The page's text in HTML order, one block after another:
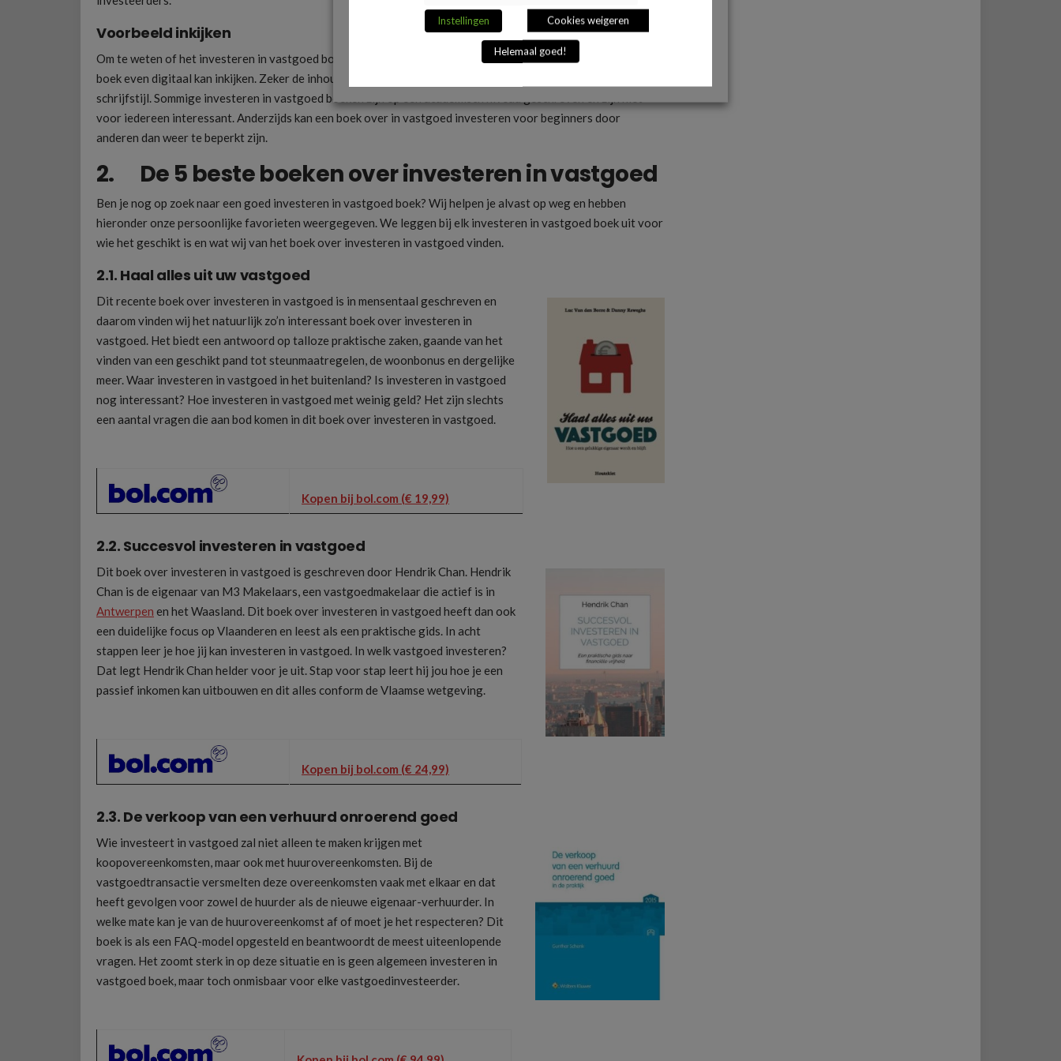
Voorbeeld inkijken
Om te weten of het investeren in vastgoed boek wel aan de verwachtingen voldoet, is het handig als je het
boek even digitaal kan inkijken. Zeker de inhoudsopgave is een meerwaarde, maar let toch ook even op de
schrijfstijl. Sommige investeren in vastgoed boeken zijn op een academisch niveau geschreven en zijn niet
voor iedereen interessant. Anderzijds kan een boek over in vastgoed investeren voor beginners door
anderen dan weer te beperkt zijn.
2. De 5 beste boeken over investeren in vastgoed
Ben je nog op zoek naar een goed investeren in vastgoed boek? Wij helpen je alvast op weg en hebben
hieronder onze persoonlijke favorieten weergegeven. We leggen bij elk investeren in vastgoed boek uit voor
wie het geschikt is en wat wij van het boek over investeren in vastgoed vinden.
2.1. Haal alles uit uw vastgoed
Dit recente boek over investeren in vastgoed is in mensentaal geschreven en
daarom vinden wij het natuurlijk zo’n interessant boek over investeren in
vastgoed. Het biedt een antwoord op talloze praktische zaken, gaande van het
vinden van een geschikt pand tot steunmaatregelen, de woonbonus en dergelijke
meer. Waar investeren in vastgoed in het buitenland? Is investeren in vastgoed
nog interessant? Hoe investeren in vastgoed met weinig geld? Het zijn slechts
een aantal vragen die aan bod komen in dit boek over investeren in vastgoed.
Kopen bij bol.com (€ 19,99)
2.2. Succesvol investeren in vastgoed
Dit boek over investeren in vastgoed is geschreven door Hendrik Chan. Hendrik
Chan is de eigenaar van M3 Makelaars, een vastgoedmakelaar die actief is in
Antwerpen en het Waasland. Dit boek over investeren in vastgoed heeft dan ook
een duidelijke focus op Vlaanderen en leest als een praktische gids. In acht
stappen leer je hoe jij kan investeren in vastgoed. In welk vastgoed investeren?
Dat legt Hendrik Chan helder voor je uit. Stap voor stap leert hij jou hoe je een
passief inkomen kan uitbouwen en dit alles conform de Vlaamse wetgeving.
Kopen bij bol.com (€ 24,99)
2.3. De verkoop van een verhuurd onroerend goed
Wie investeert in vastgoed zal niet alleen te maken krijgen met
koopovereenkomsten, maar ook met huurovereenkomsten. Bij de
vastgoedtransactie versmelten deze overeenkomsten vaak met elkaar en dat
heeft gevolgen voor zowel de huurder als de nieuwe eigenaar-verhuurder. In
welke mate kan je van de huurovereenkomst af of moet je het respecteren? Dit
boek is als een FAQ-model opgesteld en beantwoordt de meest uiteenlopende
vragen. Het zoomt sterk in op deze situatie en is geen algemeen investeren in
vastgoed boek, maar toch onmisbaar voor elke vastgoedinvesteerder.
Instellingen Cookies weigeren
Helemaal goed!